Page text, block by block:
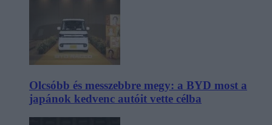
Olcsóbb és messzebbre megy: a BYD most a
japánok kedvenc autóit vette célba